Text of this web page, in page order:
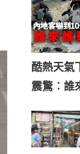
酷熱天氣
震驚︰誰